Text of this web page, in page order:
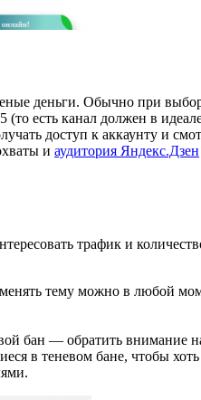
деньги. Обычно при
есть канал должен в
доступ к аккаунту и
и аудитория Яндекс.Дзен
трафик и
тему можно в любой
бан — обратить внимание
в теневом бане, чтобы